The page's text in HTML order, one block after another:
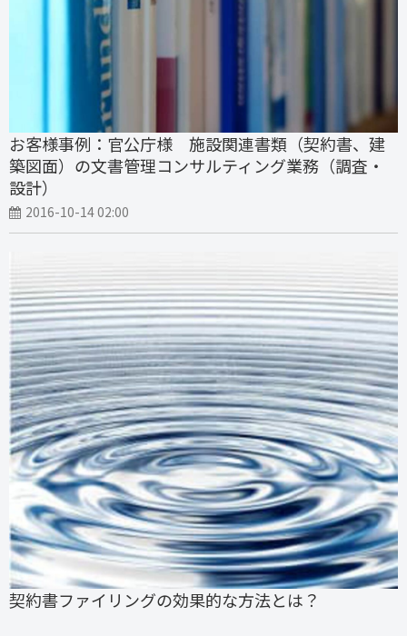
お客様事例：官公庁様 施設関連書類（契約書、建
築図面）の文書管理コンサルティング業務（調査・
設計）
2016-10-14 02:00
契約書ファイリングの効果的な方法とは？